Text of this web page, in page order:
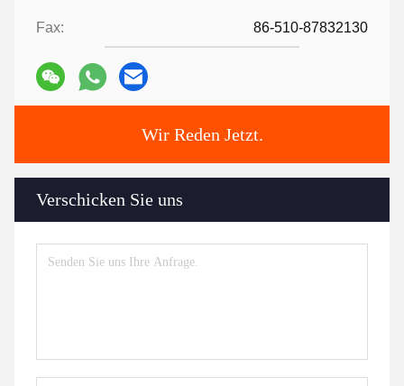
Fax: 86-510-87832130
Wir Reden Jetzt.
Verschicken Sie uns